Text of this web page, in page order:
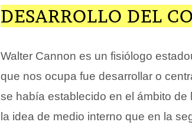
DESARROLLO DEL
Walter Cannon es un fisiólogo
que nos ocupa fue desarrollar o
se había establecido en el ámbito
la idea de medio interno que en la